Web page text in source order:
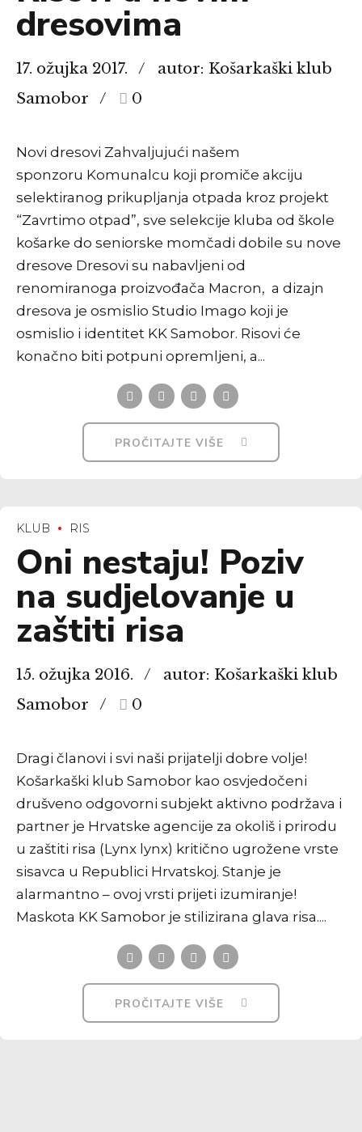
dresovima
17. ožujka 2017.
autor: Košarkaški klub
Samobor
0
Novi dresovi Zahvaljujući našem
sponzoru Komunalcu koji promiče akciju
selektiranog prikupljanja otpada kroz projekt
“Zavrtimo otpad”, sve selekcije kluba od škole
košarke do seniorske momčadi dobile su nove
dresove Dresovi su nabavljeni od
renomiranoga proizvođača Macron, a dizajn
dresova je osmislio Studio Imago koji je
osmislio i identitet KK Samobor. Risovi će
konačno biti potpuni opremljeni, a...
PROČITAJTE VIŠE
KLUB RIS
Oni nestaju! Poziv
na sudjelovanje u
zaštiti risa
15. ožujka 2016.
autor: Košarkaški klub
Samobor
0
Dragi članovi i svi naši prijatelji dobre volje!
Košarkaški klub Samobor kao osvjedočeni
drušveno odgovorni subjekt aktivno podržava i
partner je Hrvatske agencije za okoliš i prirodu
u zaštiti risa (Lynx lynx) kritično ugrožene vrste
sisavca u Republici Hrvatskoj. Stanje je
alarmantno – ovoj vrsti prijeti izumiranje!
Maskota KK Samobor je stilizirana glava risa....
PROČITAJTE VIŠE